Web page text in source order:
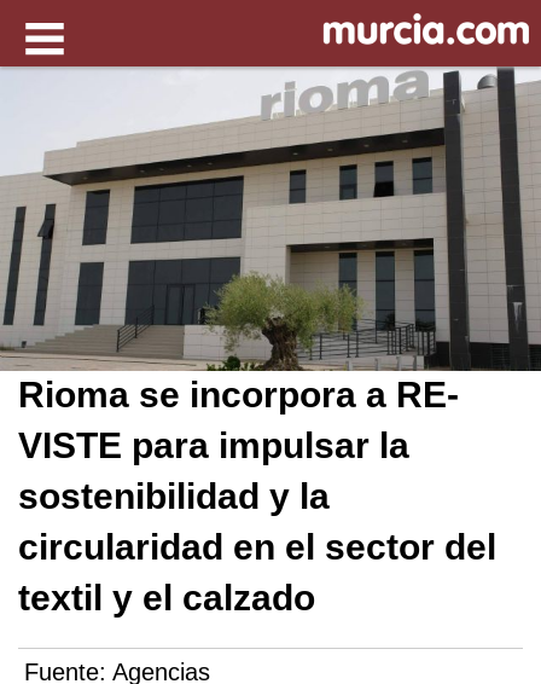
Rioma se incorpora a RE-
VISTE para impulsar la
sostenibilidad y la
circularidad en el sector del
textil y el calzado
Fuente: Agencias